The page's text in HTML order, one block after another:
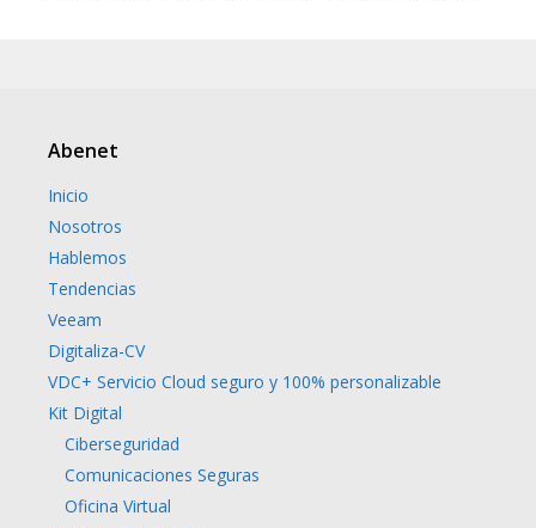
Abenet
Inicio
Nosotros
Hablemos
Tendencias
Veeam
Digitaliza-CV
VDC+ Servicio Cloud seguro y 100% personalizable
Kit Digital
Ciberseguridad
Comunicaciones Seguras
Oficina Virtual